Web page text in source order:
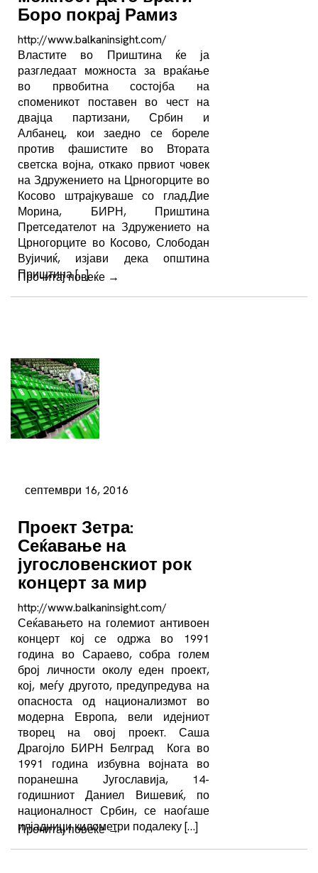
Боро покрај Рамиз
http://www.balkaninsight.com/
Властите во Приштина ќе ја
разгледаат можноста за враќање
во првобитна состојба на
cпоменикот поставен во чест на
двајца партизани, Србин и
Албанец, кои заедно се бореле
против фашистите во Втората
светска војна, откако првиот човек
на Здружението на Црногорците во
Косово штрајкуваше со глад.Дие
Морина, БИРН, Приштина
Претседателот на Здружението на
Црногорците во Косово, Слободан
Вујичиќ, изјави дека општина
Приштина […]
Прочитај повеќе →
септември 16, 2016
Проект Зетра:
Сеќавање на
југословенскиот рок
концерт за мир
http://www.balkaninsight.com/
Сеќавањето на големиот антивоен
концерт кој се одржа во 1991
година во Сараево, собра голем
број личности околу еден проект,
кој, меѓу другото, предупредува на
опасноста од национализмот во
модерна Европа, вели идејниот
творец на овој проект. Саша
Драгојло БИРН Белград Кога во
1991 година избувна војната во
поранешна Југославија, 14-
годишниот Даниел Вишевиќ, по
националност Србин, се наоѓаше
илјадници километри подалеку […]
Прочитај повеќе→